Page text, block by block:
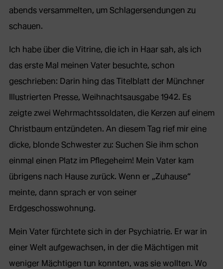
abends versammelten, um Schlagersendungen zu
schauen.
Ich habe über die Vitrine, die ich in Haar sah, als ich
das erste Mal meinen Vater besuchte, schon
geschrieben: Darin hing das Titelblatt der Münchner
Illustrierten Presse, Weihnachtsausgabe 1942. Es
zeigte zwei Wehrmachtssoldaten, die Kerzen auf einem
Christbaum entzündeten. An diesem Tag rief mir eine
dicke, blonde Schwester zu: Suchen Sie ihm schon
einmal einen Platz im Pflegeheim! Mein Vater kam
übrigens nach Hause zurück. Wenn er „Zuhause“
meinte, dann sprach er von seiner
Erdgeschosswohnung.
Mein Vater fürchtete sich in der Psychiatrie. Er war in
einer Welt aufgewachsen, in der die Mächtigen mit
weniger Mächtigen tun konnten, was sie wollten. Wo